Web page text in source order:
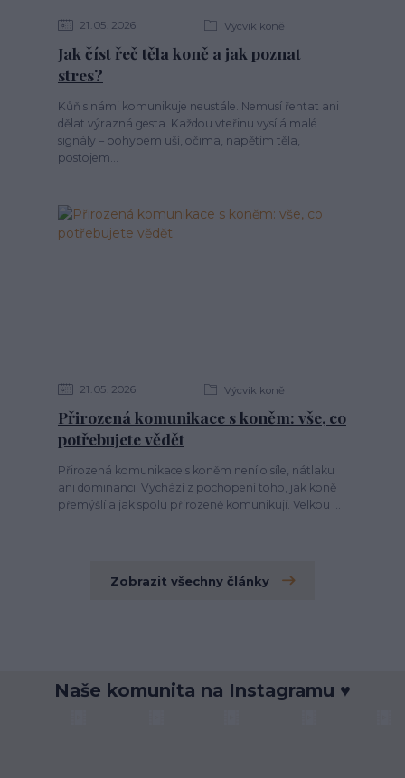
21 05 2026 Výcvik koně
Jak číst řeč těla koně a jak poznat
stres?
Kůň s námi komunikuje neustále. Nemusí řehtat ani
dělat výrazná gesta. Každou vteřinu vysílá malé
signály – pohybem uší, očima, napětím těla,
postojem...
21 05 2026 Výcvik koně
Přirozená komunikace s koněm: vše, co
potřebujete vědět
Přirozená komunikace s koněm není o síle, nátlaku
ani dominanci. Vychází z pochopení toho, jak koně
přemýšlí a jak spolu přirozeně komunikují. Velkou ...
Zobrazit všechny články
Naše komunita na Instagramu ♥